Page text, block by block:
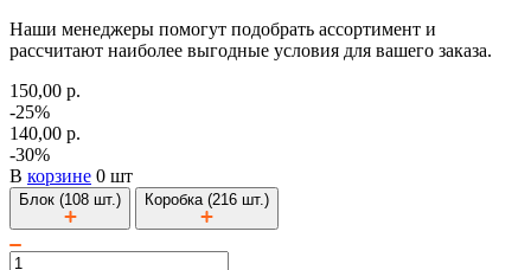
Наши менеджеры помогут подобрать ассортимент и
рассчитают наиболее выгодные условия для вашего заказа.
150,00 р.
-25%
140,00 р.
-30%
В корзине 0 шт
Блок (108 шт.) Коробка (216 шт.)